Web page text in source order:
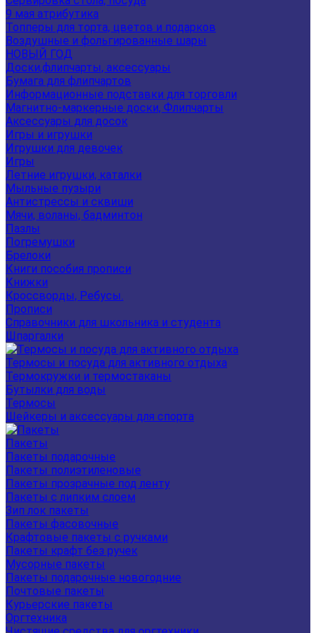
9 мая атрибутика
Топперы для торта, цветов и подарков
Воздушные и фольгированные шары
НОВЫЙ ГОД
Доски,флипчарты, аксессуары
Бумага для флипчартов
Информационные подставки для торговли
Магнитно-маркерные доски, Флипчарты
Аксессуары для досок
Игры и игрушки
Игрушки для девочек
Игры
Летние игрушки, каталки
Мыльные пузыри
Антистрессы и сквиши
Мячи, воланы, бадминтон
Пазлы
Погремушки
Брелоки
Книги пособия прописи
Книжки
Кроссворды, Ребусы.
Прописи
Справочники для школьника и студента
Шпаргалки
Термосы и посуда для активного отдыха
Термокружки и термостаканы
Бутылки для воды
Термосы
Шейкеры и аксессуары для спорта
Пакеты
Пакеты подарочные
Пакеты полиэтиленовые
Пакеты прозрачные под ленту
Пакеты с липким слоем
Зип лок пакеты
Пакеты фасовочные
Крафтовые пакеты с ручками
Пакеты крафт без ручек
Мусорные пакеты
Пакеты подарочные новогодние
Почтовые пакеты
Курьерские пакеты
Оргтехника